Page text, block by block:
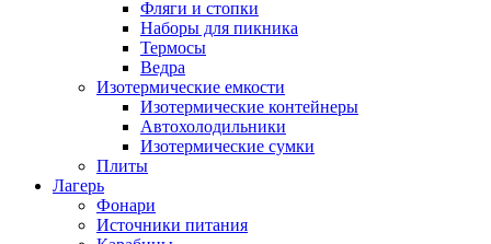
Фляги и стопки
Наборы для пикника
Термосы
Ведра
Изотермические емкости
Изотермические контейнеры
Автохолодильники
Изотермические сумки
Плиты
Лагерь
Фонари
Источники питания